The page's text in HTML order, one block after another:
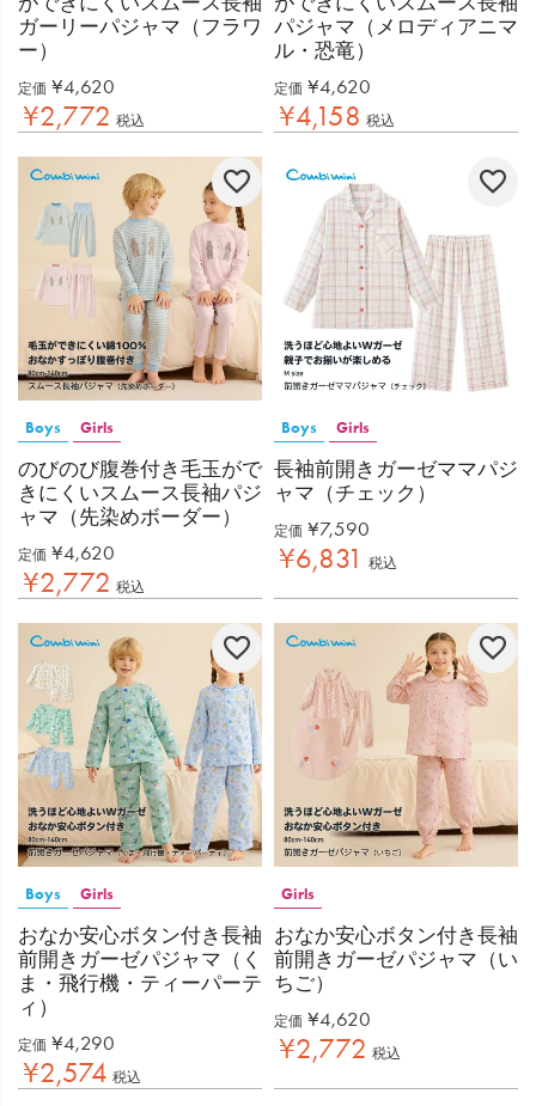
ガーリーパジャマ（フラワ
ー）
定価 ¥4,620
¥2,772 税込
パジャマ（メロディアニマ
ル・恐竜）
定価 ¥4,620
¥4,158 税込
Boys Girls
のびのび腹巻付き毛玉がで
きにくいスムース長袖パジ
ャマ（先染めボーダー）
定価 ¥4,620
¥2,772 税込
Boys Girls
長袖前開きガーゼママパジ
ャマ（チェック）
定価 ¥7,590
¥6,831 税込
Boys Girls
おなか安心ボタン付き長袖
前開きガーゼパジャマ（く
ま・飛行機・ティーパーテ
ィ）
定価 ¥4,290
¥2,574 税込
Girls
おなか安心ボタン付き長袖
前開きガーゼパジャマ（い
ちご）
定価 ¥4,620
¥2,772 税込